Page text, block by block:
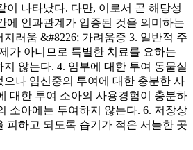
이 나타났다. 다만, 이로서 곧 해당성
에 인과관계가 입증된 것을 의미하는
지러움 &#8226; 가려움증 3. 일반적 주
가 아니므로 특별한 치료를 요하는
않는다. 4. 임부에 대한 투여 동물실
나 임신중의 투여에 대한 충분한 사
대한 투여 소아의 사용경험이 충분하
소아에는 투여하지 않는다. 6. 저장상
피하고 되도록 습기가 적은 서늘한 곳